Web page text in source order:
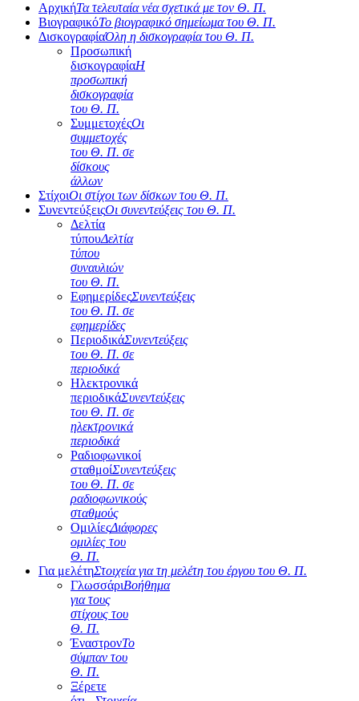
ΑρχικήΤα τελευταία νέα σχετικά με τον Θ. Π.
ΒιογραφικόΤο βιογραφικό σημείωμα του Θ. Π.
ΔισκογραφίαΌλη η δισκογραφία του Θ. Π.
Προσωπική
δισκογραφίαΗ
προσωπική
δισκογραφία
του Θ. Π.
ΣυμμετοχέςΟι
συμμετοχές
του Θ. Π. σε
δίσκους
άλλων
ΣτίχοιΟι στίχοι των δίσκων του Θ. Π.
ΣυνεντεύξειςΟι συνεντεύξεις του Θ. Π.
Δελτία
τύπουΔελτία
τύπου
συναυλιών
του Θ. Π.
ΕφημερίδεςΣυνεντεύξεις
του Θ. Π. σε
εφημερίδες
ΠεριοδικάΣυνεντεύξεις
του Θ. Π. σε
περιοδικά
Ηλεκτρονικά
περιοδικάΣυνεντεύξεις
του Θ. Π. σε
ηλεκτρονικά
περιοδικά
Ραδιοφωνικοί
σταθμοίΣυνεντεύξεις
του Θ. Π. σε
ραδιοφωνικούς
σταθμούς
ΟμιλίεςΔιάφορες
ομιλίες του
Θ. Π.
Για μελέτηΣτοιχεία για τη μελέτη του έργου του Θ. Π.
ΓλωσσάριΒοήθημα
για τους
στίχους του
Θ. Π.
ΈναστρονΤο
σύμπαν του
Θ. Π.
Ξέρετε